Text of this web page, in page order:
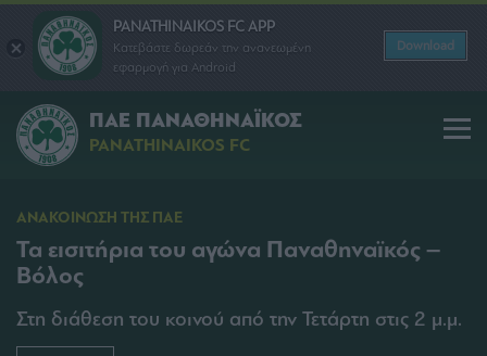
PANATHINAIKOS FC APP
Κατεβάστε δωρεάν την ανανεωμένη
εφαρμογή για Android
Download
ΠΑΕ ΠΑΝΑΘΗΝΑΪΚΟΣ
PANATHINAIKOS FC
ΑΝΑΚΟΙΝΩΣΗ ΤΗΣ ΠΑΕ
Τα εισιτήρια του αγώνα Παναθηναϊκός –
Βόλος
Στη διάθεση του κοινού από την Τετάρτη στις 2 μ.μ.